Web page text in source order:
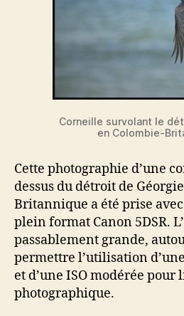
Corneille survolant le
en Colombie-
Cette photographie d’une
dessus du détroit de
Britannique a été prise
plein format Canon 5DSR.
passablement grande,
permettre l’utilisation
et d’une ISO modérée
photographique.